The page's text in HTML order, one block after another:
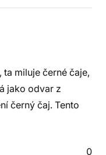
miluje černé čaje,
jako odvar z
černý čaj. Tento
0